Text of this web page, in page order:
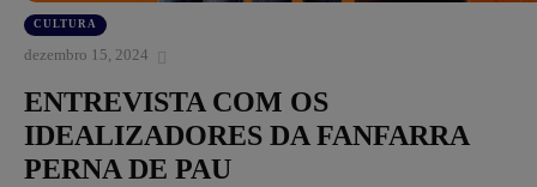
CULTURA
dezembro 15, 2024
ENTREVISTA COM OS
IDEALIZADORES DA FANFARRA
PERNA DE PAU